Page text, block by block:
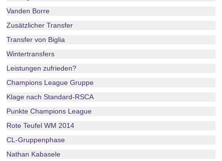
Vanden Borre
Zusätzlicher Transfer
Transfer von Biglia
Wintertransfers
Leistungen zufrieden?
Champions League Gruppe
Klage nach Standard-RSCA
Punkte Champions League
Rote Teufel WM 2014
CL-Gruppenphase
Nathan Kabasele